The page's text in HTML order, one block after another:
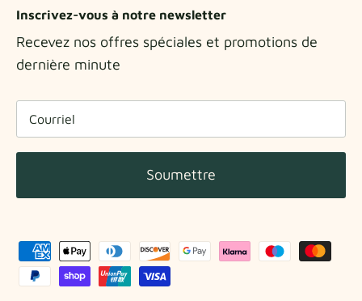
Inscrivez-vous à notre newsletter
Recevez nos offres spéciales et promotions de
dernière minute
Soumettre